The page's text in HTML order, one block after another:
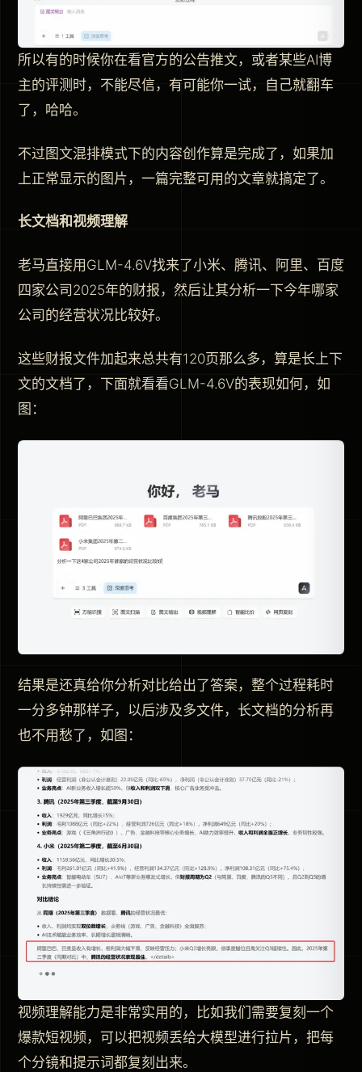
所以有的时候你在看官方的公告推文，或者某些AI博
主的评测时，不能尽信，有可能你一试，自己就翻车
了，哈哈。
不过图文混排模式下的内容创作算是完成了，如果加
上正常显示的图片，一篇完整可用的文章就搞定了。
长文档和视频理解
老马直接用GLM-4.6V找来了小米、腾讯、阿里、百度
四家公司2025年的财报，然后让其分析一下今年哪家
公司的经营状况比较好。
这些财报文件加起来总共有120页那么多，算是长上下
文的文档了，下面就看看GLM-4.6V的表现如何，如
图：
结果是还真给你分析对比给出了答案，整个过程耗时
一分多钟那样子，以后涉及多文件，长文档的分析再
也不用愁了，如图：
视频理解能力是非常实用的，比如我们需要复刻一个
爆款短视频，可以把视频丢给大模型进行拉片，把每
个分镜和提示词都复刻出来。